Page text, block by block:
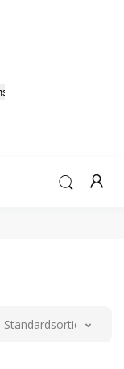
Standardsortierung